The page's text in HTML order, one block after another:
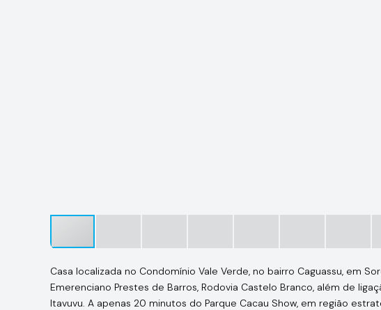
Casa localizada no Condomínio Vale Verde, no bairro Caguassu, em
Emerenciano Prestes de Barros, Rodovia Castelo Branco, além de
Itavuvu. A apenas 20 minutos do Parque Cacau Show, em região